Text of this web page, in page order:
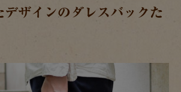
デザインのダレスバックた